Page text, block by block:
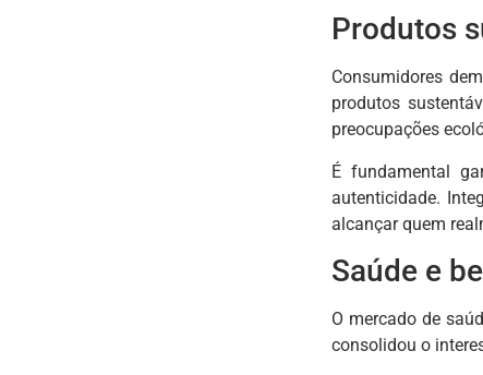
Produtos
Consumidores
produtos
preocupações
É fundamental
autenticidade.
alcançar quem
Saúde e
O mercado de
consolidou o